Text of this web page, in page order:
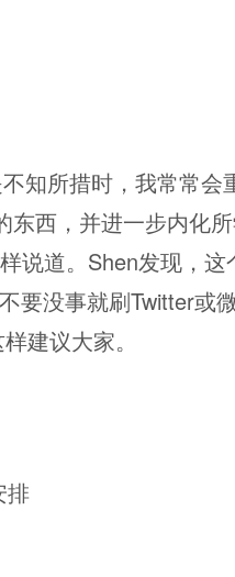
知所措时，我常常
西，并进一步内化
说道。Shen发现，
要没事就刷Twitter或
建议大家。
排